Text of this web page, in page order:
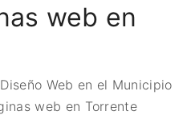
web en
Diseño Web en el Municipio
web en Torrente